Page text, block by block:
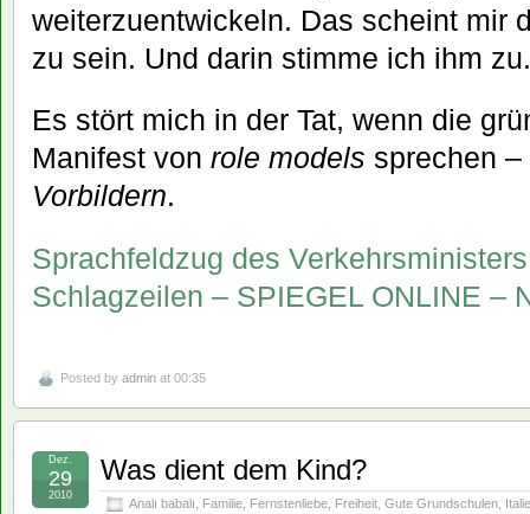
weiterzuentwickeln. Das scheint mir
zu sein. Und darin stimme ich ihm zu.
Es stört mich in der Tat, wenn die
Manifest von role models sprechen
Vorbildern.
Sprachfeldzug des
Schlagzeilen – SPIEGEL ONLINE –
Posted by admin at 00:35
Was dient dem Kind?
Analı babalı Familie Fernstenliebe Freiheit Gute Grundschulen
Dez.
29
2010